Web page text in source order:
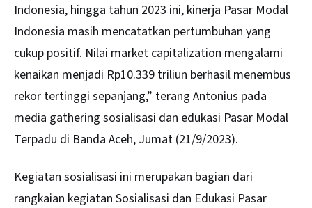
Indonesia, hingga tahun 2023 ini, kinerja Pasar Modal
Indonesia masih mencatatkan pertumbuhan yang
cukup positif. Nilai market capitalization mengalami
kenaikan menjadi Rp10.339 triliun berhasil menembus
rekor tertinggi sepanjang,” terang Antonius pada
media gathering sosialisasi dan edukasi Pasar Modal
Terpadu di Banda Aceh, Jumat (21/9/2023).
Kegiatan sosialisasi ini merupakan bagian dari
rangkaian kegiatan Sosialisasi dan Edukasi Pasar